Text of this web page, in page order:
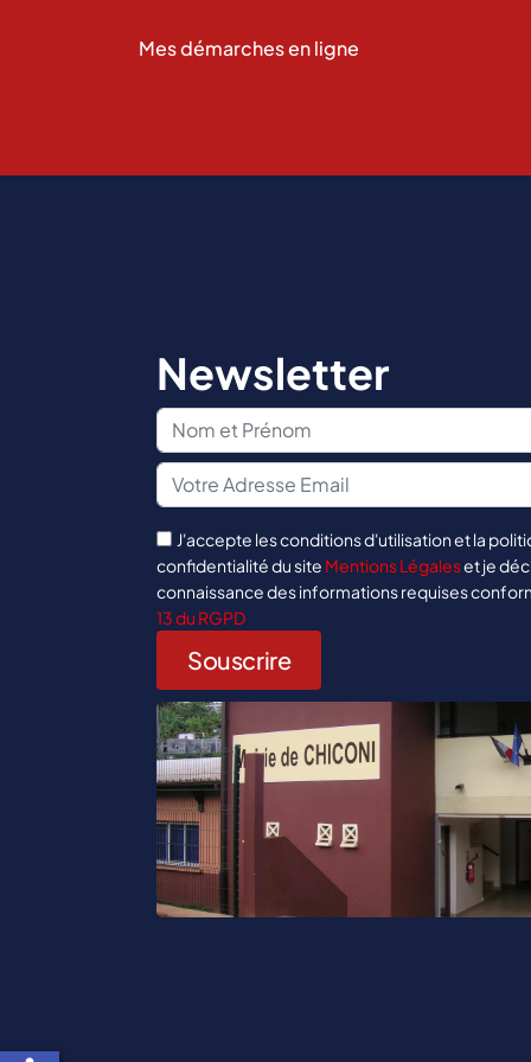
Mes démarches en ligne
Newsletter
J'accepte les conditions d'utilisation et la
confidentialité du site Mentions Légaleset je
connaissance des informations requises
13 du RGPD